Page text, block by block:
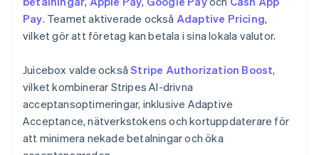
Pay. Teamet aktiverade också Adaptive Pricing,
vilket gör att företag kan betala i sina lokala valutor.
Juicebox valde ocksåStripe Authorization Boost,
vilket kombinerar Stripes AI-drivna
acceptansoptimeringar, inklusive Adaptive
Acceptance, nätverkstokens och kortuppdaterare för
att minimera nekade betalningar och öka